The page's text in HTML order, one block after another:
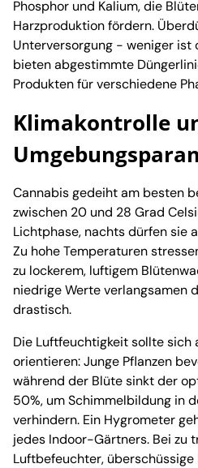
Phosphor und Kalium, die
Harzproduktion fördern.
Unterversorgung - weniger ist
bieten abgestimmte
Produkten für verschiedene
Klimakontrolle
Cannabis gedeiht am besten
zwischen 20 und 28 Grad
Lichtphase, nachts dürfen sie
Zu hohe Temperaturen
zu lockerem, luftigem
niedrige Werte verlangsamen
drastisch.
Die Luftfeuchtigkeit sollte sich
orientieren: Junge Pflanzen
während der Blüte sinkt der
50%, um Schimmelbildung in
verhindern. Ein Hygrometer
jedes Indoor-Gärtners. Bei zu
Luftbefeuchter,